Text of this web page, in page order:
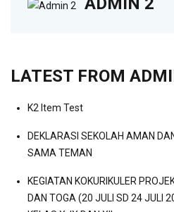
LATEST FROM
K2 Item Test
DEKLARASI SEKOLAH AMAN
SAMA TEMAN
KEGIATAN KOKURIKULER
DAN TOGA (20 JULI SD 24 JULI